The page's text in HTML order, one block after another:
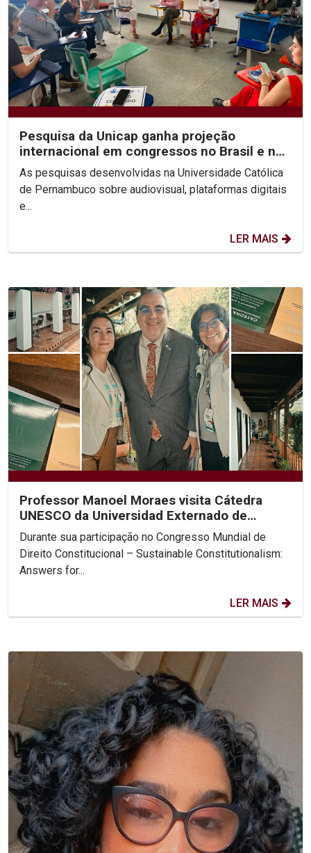
Pesquisa da Unicap ganha projeção
internacional em congressos no Brasil e no
México
As pesquisas desenvolvidas na Universidade Católica
de Pernambuco sobre audiovisual, plataformas digitais
e...
LER MAIS
Professor Manoel Moraes visita Cátedra
UNESCO da Universidad Externado de
Colombia
Durante sua participação no Congresso Mundial de
Direito Constitucional – Sustainable Constitutionalism:
Answers for...
LER MAIS